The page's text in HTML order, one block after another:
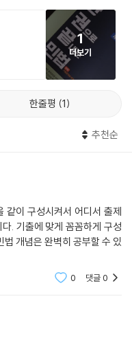
있기 때문에 반복효과가 큽
움이 될 것입니다. 특히 시간
이며 시간이 갈수록 수험생들
1
더보기
한줄평 1
추천순
이 구성시켜서 어디서 출제
. 기출에 맞게 꼼꼼하게 구성
개념은 완벽히 공부할 수 있
0 댓글0